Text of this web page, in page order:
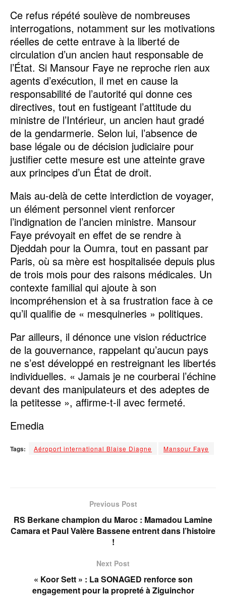
Ce refus répété soulève de nombreuses
interrogations, notamment sur les motivations
réelles de cette entrave à la liberté de
circulation d’un ancien haut responsable de
l’État. Si Mansour Faye ne reproche rien aux
agents d’exécution, il met en cause la
responsabilité de l’autorité qui donne ces
directives, tout en fustigeant l’attitude du
ministre de l’Intérieur, un ancien haut gradé
de la gendarmerie. Selon lui, l’absence de
base légale ou de décision judiciaire pour
justifier cette mesure est une atteinte grave
aux principes d’un État de droit.
Mais au-delà de cette interdiction de voyager,
un élément personnel vient renforcer
l’indignation de l’ancien ministre. Mansour
Faye prévoyait en effet de se rendre à
Djeddah pour la Oumra, tout en passant par
Paris, où sa mère est hospitalisée depuis plus
de trois mois pour des raisons médicales. Un
contexte familial qui ajoute à son
incompréhension et à sa frustration face à ce
qu’il qualifie de « mesquineries » politiques.
Par ailleurs, il dénonce une vision réductrice
de la gouvernance, rappelant qu’aucun pays
ne s’est développé en restreignant les libertés
individuelles. « Jamais je ne courberai l’échine
devant des manipulateurs et des adeptes de
la petitesse », affirme-t-il avec fermeté.
Emedia
Tags: Aéroport international Blaise Diagne Mansour Faye
Previous Post
RS Berkane champion du Maroc : Mamadou Lamine
Camara et Paul Valère Bassene entrent dans l’histoire
!
Next Post
« Koor Sett » : La SONAGED renforce son
engagement pour la propreté à Ziguinchor